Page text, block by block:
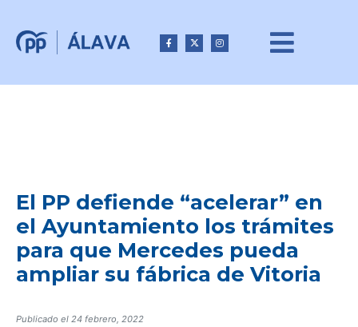
Publicado el 24 febrero, 2022
El PP defiende “acelerar” en
el Ayuntamiento los trámites
para que Mercedes pueda
ampliar su fábrica de Vitoria